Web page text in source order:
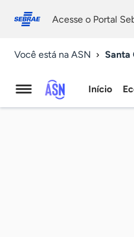
conosco
Acesse o Portal
Você está na ASN Santa
Agência
Início